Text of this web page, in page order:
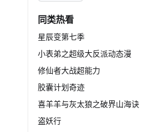
同类热看
星辰变第七季
小表弟之超级大反派动态漫
修仙者大战超能力
胶囊计划奇迹
喜羊羊与灰太狼之破界山海诀
盗妖行